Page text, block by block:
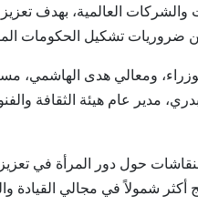
العالمية، بهدف تعزيز
من ضروريات تشكيل الحكومات
ومعالي هدى
مدير عام هيئة الثقافة
حول دور المرأة في تعزيز
شمولاً في مجالي القيادة